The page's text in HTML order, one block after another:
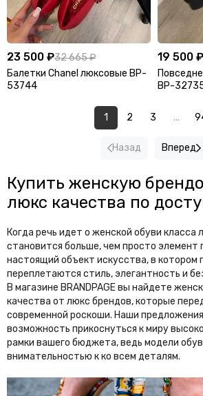
23 500 ₽32 665 ₽
Балетки Chanel люксовые BP-
53744
19 500 ₽
BP-
Назад
1 2 3 ...
Вперед
Купить женскую
люкс качества по
Когда речь идет о женской обуви класса
становится больше, чем просто элемент
настоящий объект искусства, в котором
переплетаются стиль, элегантность и
В магазине BRANDPAGE вы найдете
качества от люкс брендов, которые
современной роскоши. Наши
возможность прикоснуться к миру
рамки вашего бюджета, ведь модели
внимательностью к ко всем деталям.